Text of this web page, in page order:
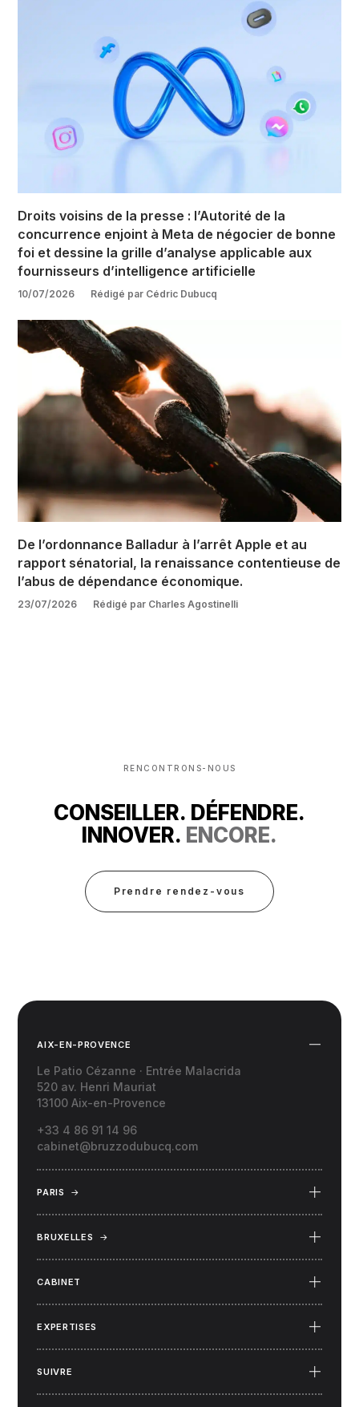
De l’ordonnance Balladur à l’arrêt Apple et au
rapport sénatorial, la renaissance contentieuse de
l’abus de dépendance économique.
23/07/2026 Rédigé par Charles Agostinelli
Droits voisins de la presse : l’Autorité de la
concurrence enjoint à Meta de négocier de bonne
foi et dessine la grille d’analyse applicable aux
fournisseurs d’intelligence artificielle
10/07/2026 Rédigé par Cédric Dubucq
RENCONTRONS-NOUS
CONSEILLER. DÉFENDRE.
INNOVER. ENCORE.
Prendre rendez-vous
AIX-EN-PROVENCE
Le Patio Cézanne · Entrée Malacrida
520 av. Henri Mauriat
13100 Aix-en-Provence
+33 4 86 91 14 96
cabinet@bruzzodubucq.com
PARIS →
BRUXELLES →
CABINET
EXPERTISES
SUIVRE
LinkedIn